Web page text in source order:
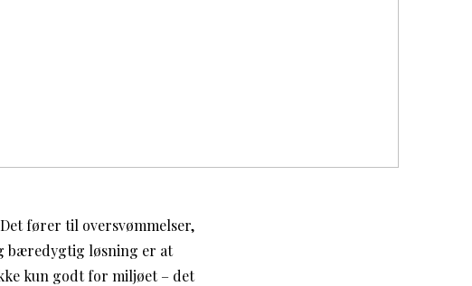
fører til oversvømmelser,
bæredygtig løsning er at
kun godt for miljøet – det